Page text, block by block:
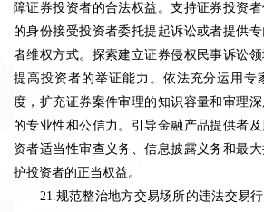
障证券投资者的合法权益。支持证券投资
的身份接受投资者委托提起诉讼或者提供
者维权方式。探索建立证券侵权民事诉讼领
提高投资者的举证能力。依法充分运用专
度，扩充证券案件审理的知识容量和审理
的专业性和公信力。引导金融产品提供者
资者适当性审查义务、信息披露义务和最
护投资者的正当权益。
21.规范整治地方交易场所的违法交易